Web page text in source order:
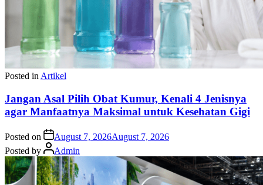
Posted in Artikel
Jangan Asal Pilih Obat Kumur, Kenali 4 Jenisnya
agar Manfaatnya Maksimal untuk Kesehatan Gigi
Posted on August 7, 2026August 7, 2026
Posted by
Admin